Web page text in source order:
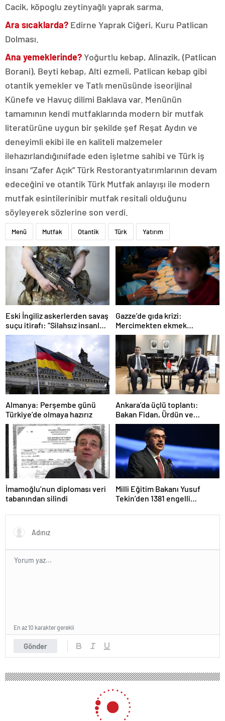
Cacik, köpoglu zeytinyağlı yaprak sarma.
Ara sıcaklarda? Edirne Yaprak Ciğeri, Kuru Patlican
Dolması.
Ana yemeklerinde?Yoğurtlu kebap, Alinazik, (Patlican
Borani), Beyti kebap, Alti ezmeli, Patlican kebap gibi
otantik yemekler ve Tatlı menüsünde iseorijinal
Künefe ve Havuç dilimi Baklava var. Menünün
tamamının kendi mutfaklarında modern bir mutfak
literatürüne uygun bir şekilde şef Reşat Aydın ve
deneyimli ekibi ile en kaliteli malzemeler
ilehazırlandığınıifade eden işletme sahibi ve Türk iş
insanı “Zafer Açık” Türk Restorantyatırımlarının devam
edeceğini ve otantik Türk Mutfak anlayışı ile modern
mutfak esintilerinibir mutfak resitali olduğunu
söyleyerek sözlerine son verdi.
Menü Mutfak Otantik Türk Yatırım
Eski İngiliz askerlerden savaş
suçu itirafı: “Silahsız insanları
uykuda öldürdüler”
Gazze’de gıda krizi:
Mercimekten ekmek
yapıyorlar
Almanya: Perşembe günü
Türkiye’de olmaya hazırız
Ankara’da üçlü toplantı:
Bakan Fidan, Ürdün ve
Suriyeli mevkidaşlarıyla
görüştü
İmamoğlu’nun diploması veri
tabanından silindi
Milli Eğitim Bakanı Yusuf
Tekin’den 1381 engelli
paylaşım
Gönder
En az 10 karakter gerekli
CHP’nin ekonomi kurmayları Bakan